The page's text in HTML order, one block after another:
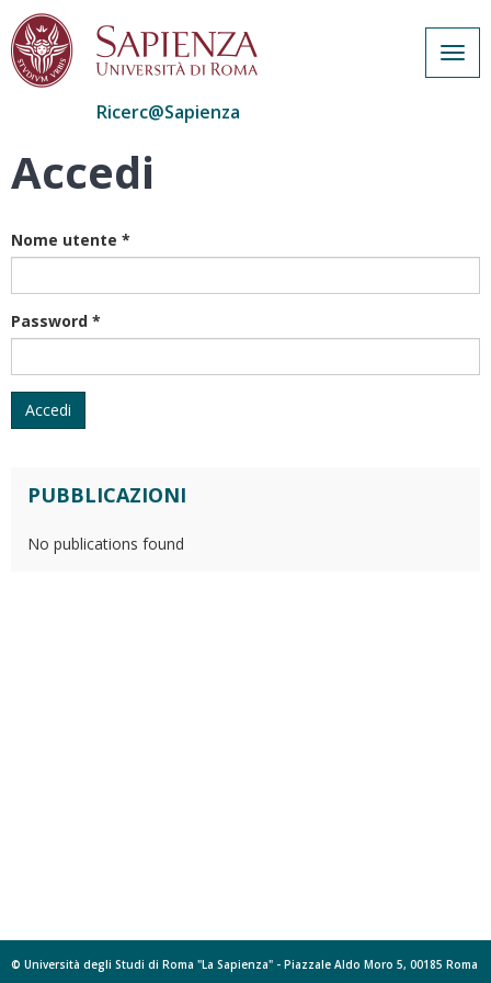
Salta
Ricerc@Sapienza
Accedi
Nome utente *
Password *
Accedi
PUBBLICAZIONI
No publications found
© Università degli Studi di Roma "La Sapienza" - Piazzale Aldo Moro 5, 00185 Roma